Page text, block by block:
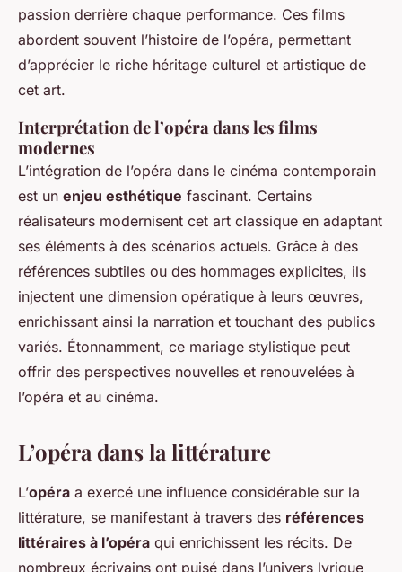
passion derrière chaque performance. Ces films
abordent souvent l’histoire de l’opéra, permettant
d’apprécier le riche héritage culturel et artistique de
cet art.
Interprétation de l’opéra dans les films
modernes
L’intégration de l’opéra dans le cinéma contemporain
est un enjeu esthétique fascinant. Certains
réalisateurs modernisent cet art classique en adaptant
ses éléments à des scénarios actuels. Grâce à des
références subtiles ou des hommages explicites, ils
injectent une dimension opératique à leurs œuvres,
enrichissant ainsi la narration et touchant des publics
variés. Étonnamment, ce mariage stylistique peut
offrir des perspectives nouvelles et renouvelées à
l’opéra et au cinéma.
L’opéra dans la littérature
L’opéra a exercé une influence considérable sur la
littérature, se manifestant à travers des références
littéraires à l’opéra qui enrichissent les récits. De
nombreux écrivains ont puisé dans l’univers lyrique